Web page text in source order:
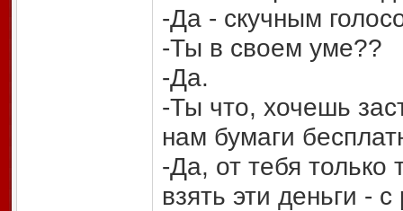
-Да - скучным
-Ты в своем уме??
-Да.
-Ты что, хочешь
нам бумаги
-Да, от тебя только
взять эти деньги -